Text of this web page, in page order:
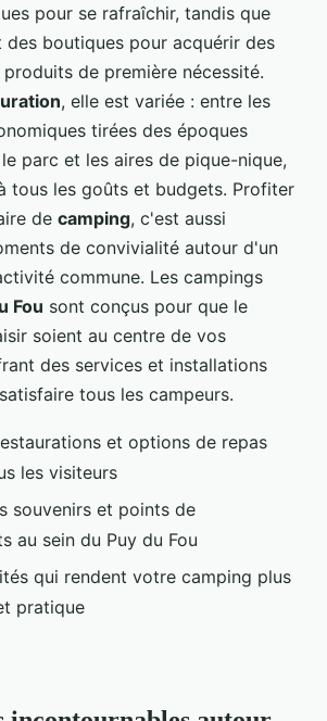
pour se rafraîchir, tandis que
des boutiques pour acquérir des
de première nécessité.
, elle est variée : entre les
tirées des époques
parc et les aires de pique-nique,
tous les goûts et budgets. Profiter
de camping, c'est aussi
de convivialité autour d'un
commune. Les campings
Fou sont conçus pour que le
soient au centre de vos
des services et installations
tous les campeurs.
et options de repas
les visiteurs
souvenirs et points de
au sein du Puy du Fou
qui rendent votre camping plus
pratique